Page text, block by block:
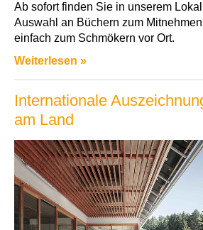
Ab sofort finden Sie in unserem
Auswahl an Büchern zum
einfach zum Schmökern vor Ort.
Weiterlesen »
Internationale
am Land